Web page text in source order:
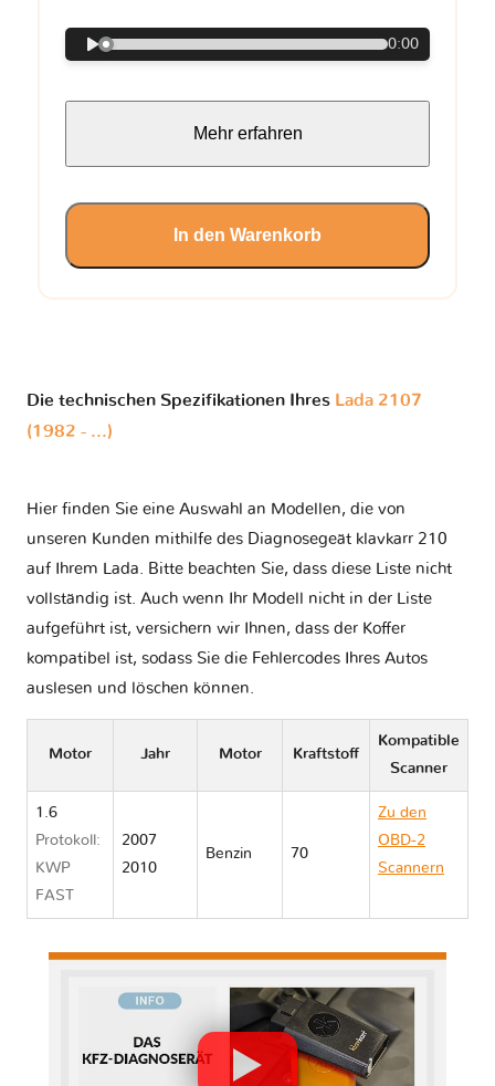
0:00
Mehr erfahren
In den Warenkorb
Die technischen Spezifikationen Ihres Lada 2107
(1982 - ...)
Hier finden Sie eine Auswahl an Modellen, die von
unseren Kunden mithilfe des Diagnosegeät klavkarr 210
auf Ihrem Lada. Bitte beachten Sie, dass diese Liste nicht
vollständig ist. Auch wenn Ihr Modell nicht in der Liste
aufgeführt ist, versichern wir Ihnen, dass der Koffer
kompatibel ist, sodass Sie die Fehlercodes Ihres Autos
auslesen und löschen können.
Motor Jahr Motor Kraftstoff
Kompatible
Scanner
1.6
Protokoll:
KWP
FAST
2007
2010
Benzin 70
Zu den
OBD-2
Scannern